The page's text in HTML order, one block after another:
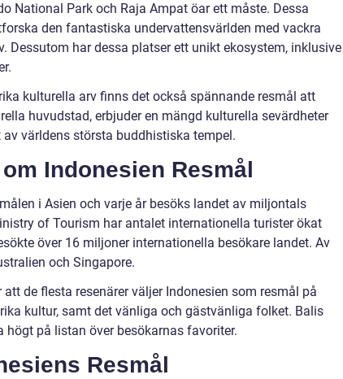
National Park och Raja Ampat öar ett måste. Dessa
den fantastiska undervattensvärlden med vackra
Dessutom har dessa platser ett unikt ekosystem, inklusive
kulturella arv finns det också spännande resmål att
huvudstad, erbjuder en mängd kulturella sevärdheter
världens största buddhistiska tempel.
Indonesien Resmål
i Asien och varje år besöks landet av miljontals
of Tourism har antalet internationella turister ökat
över 16 miljoner internationella besökare landet. Av
och Singapore.
de flesta resenärer väljer Indonesien som resmål på
kultur, samt det vänliga och gästvänliga folket. Balis
på listan över besökarnas favoriter.
Resmål